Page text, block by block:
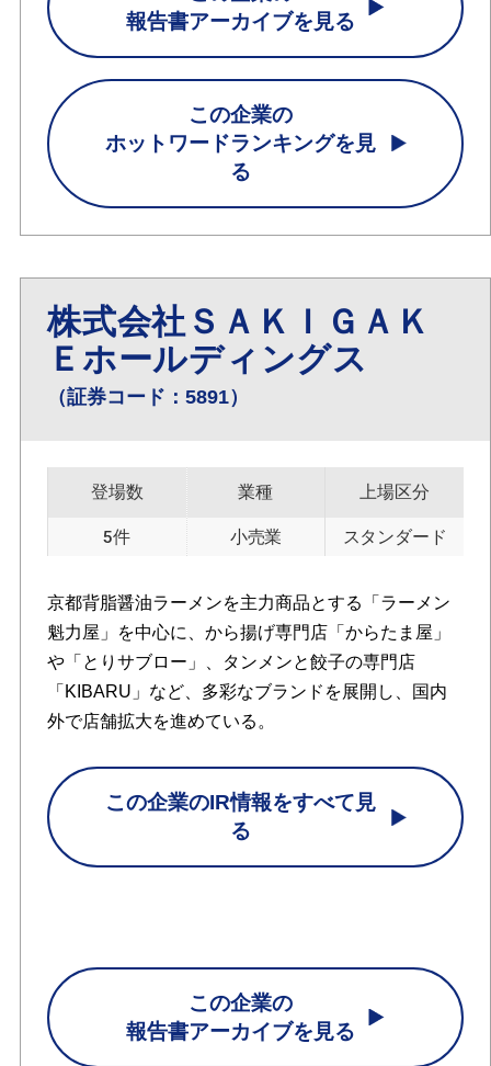
報告書アーカイブを見る
この企業の
ホットワードランキングを見
る
株式会社ＳＡＫＩＧＡＫ
Ｅホールディングス
（証券コード：5891）
登場数
5件
業種
小売業
上場区分
スタンダード
京都背脂醤油ラーメンを主力商品とする「ラーメン
魁力屋」を中心に、から揚げ専門店「からたま屋」
や「とりサブロー」、タンメンと餃子の専門店
「KIBARU」など、多彩なブランドを展開し、国内
外で店舗拡大を進めている。
この企業のIR情報をすべて見
る
この企業の
報告書アーカイブを見る